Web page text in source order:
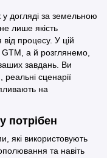
догляді за земельною
лише якість
процесу. У цій
GTM, а й розглянемо,
завдань. Ви
реальні сценарії
на
потрібен
які використовують
та навіть